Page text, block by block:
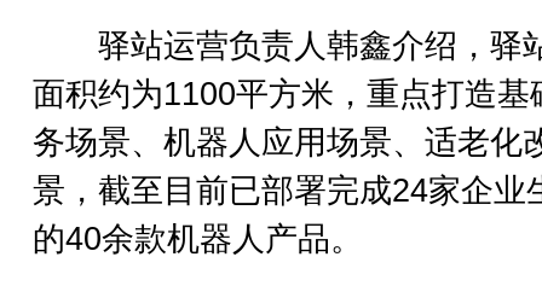
驿站运营负责人韩鑫介绍，驿
面积约为1100平方米，重点打造基
务场景、机器人应用场景、适老化
景，截至目前已部署完成24家企业
的40余款机器人产品。